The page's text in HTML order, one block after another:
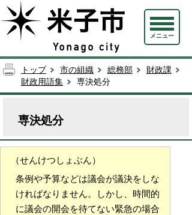
メニュー
トップ 市の組織 総務部
財政課
財政用語集
専決処分
専決処分
（せんけつしょぶん）
条例や予算などは議会が議決をしな
ければなりません。しかし、時間的
に議会の開会を待てない緊急の場合